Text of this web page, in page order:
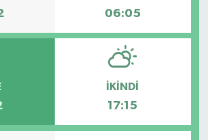
06:05
İKINDI
17:15